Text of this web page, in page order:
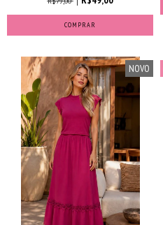
COMPRAR
NOVO